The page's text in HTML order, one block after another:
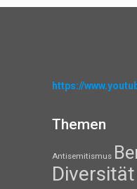
https://
Themen
Antisemitismus
Diversität